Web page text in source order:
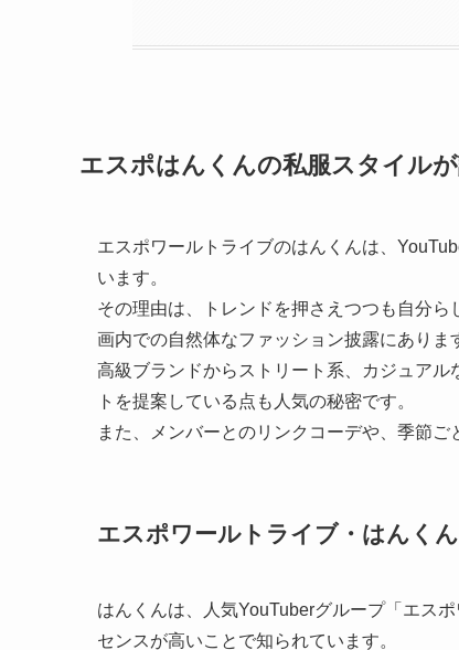
エスポはんくんの私服スタイル
エスポワールトライブのはんくんは、
います。
その理由は、トレンドを押さえつつも自分
画内での自然体なファッション披露にありま
高級ブランドからストリート系、カジュア
トを提案している点も人気の秘密です。
また、メンバーとのリンクコーデや、季節ご
エスポワールトライブ・はんく
はんくんは、人気YouTuberグループ「エス
センスが高いことで知られています。